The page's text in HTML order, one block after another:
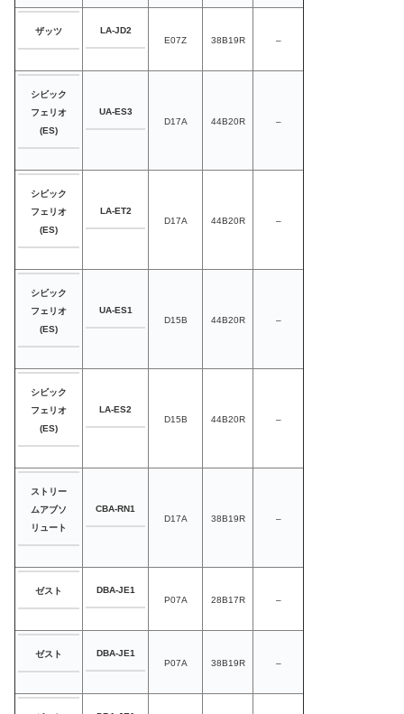
ザッツ
LA-JD2
E07Z
38B19R –
シビック
フェリオ
(ES)
UA-ES3
D17A
44B20R –
シビック
フェリオ
(ES)
LA-ET2
D17A
44B20R –
シビック
フェリオ
(ES)
UA-ES1
D15B
44B20R –
シビック
フェリオ
(ES)
LA-ES2
D15B
44B20R –
ストリー
ムアブソ
リュート
CBA-RN1
D17A
38B19R –
ゼスト
DBA-JE1
P07A
28B17R –
ゼスト
DBA-JE1
P07A
38B19R –